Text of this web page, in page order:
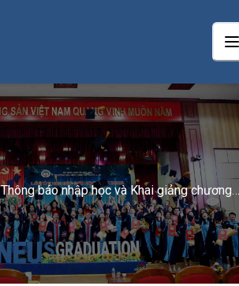
Thông báo nhập học và Khai giảng chương
trình đào tạo từ xa Neu-Elearning đợt 4
2024